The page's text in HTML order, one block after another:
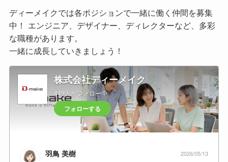
ディーメイクでは各ポジションで一緒に働く仲間を募集
中！ エンジニア、デザイナー、ディレクターなど、多彩
な職種があります。
一緒に成長していきましょう！